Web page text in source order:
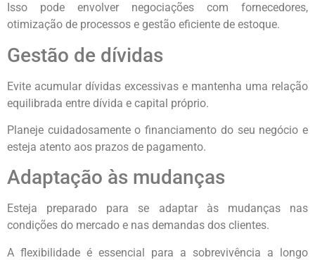
Isso pode envolver negociações com fornecedores,
otimização de processos e gestão eficiente de estoque.
Gestão de dívidas
Evite acumular dívidas excessivas e mantenha uma relação
equilibrada entre dívida e capital próprio.
Planeje cuidadosamente o financiamento do seu negócio e
esteja atento aos prazos de pagamento.
Adaptação às mudanças
Esteja preparado para se adaptar às mudanças nas
condições do mercado e nas demandas dos clientes.
A flexibilidade é essencial para a sobrevivência a longo